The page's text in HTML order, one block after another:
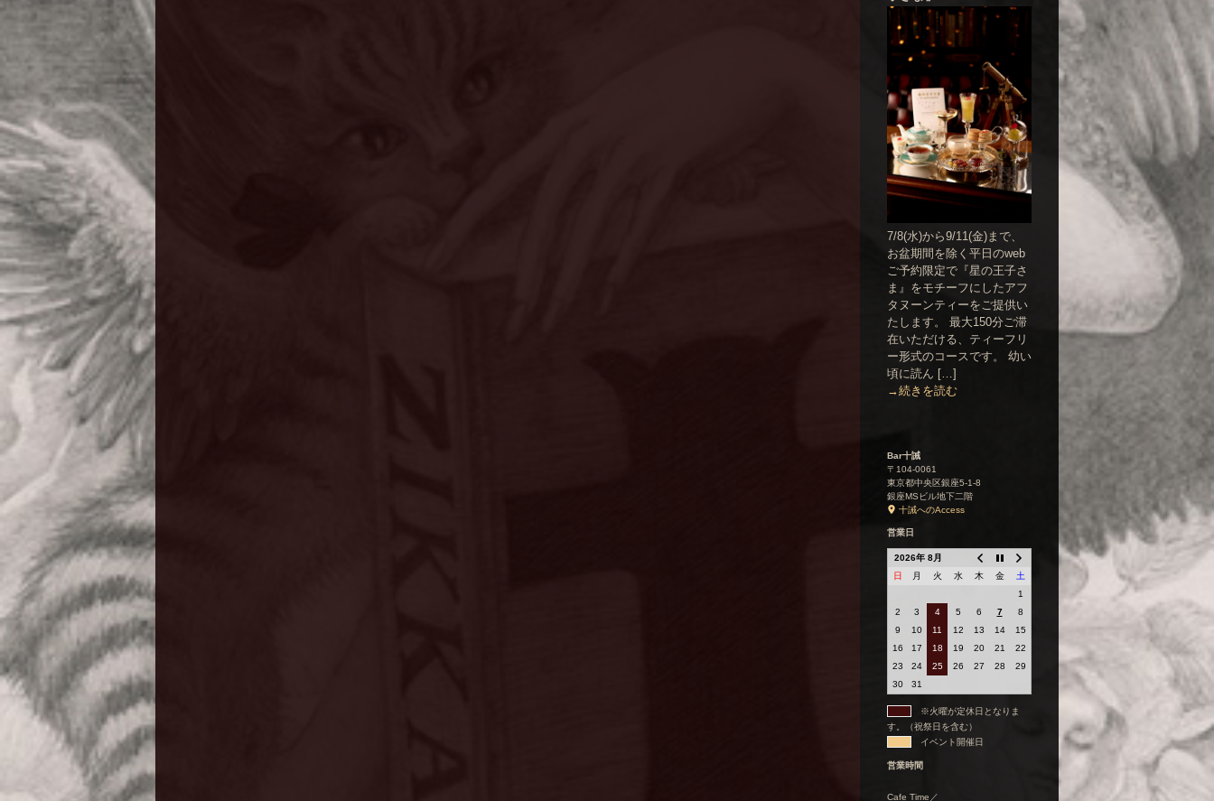
7/8(水)から9/11(金)まで、
お盆期間を除く平日のweb
ご予約限定で『星の王子さ
ま』をモチーフにしたアフ
タヌーンティーをご提供い
たします。 最大150分ご滞
在いただける、ティーフリ
ー形式のコースです。 幼い
頃に読ん […]
→続きを読む
Bar十誡
〒104-0061
東京都中央区銀座5-1-8
銀座MSビル地下二階
十誡へのAccess
営業日
2026年 8月
日
月 火 水 木 金
土
1
2
3 4 5 6 7
8
9
10 11 12 13 14
15
16
17 18 19 20 21
22
23
24 25 26 27 28
29
30
31
※火曜が定休日となりま
す。（祝祭日を含む）
イベント開催日
営業時間
Cafe Time／